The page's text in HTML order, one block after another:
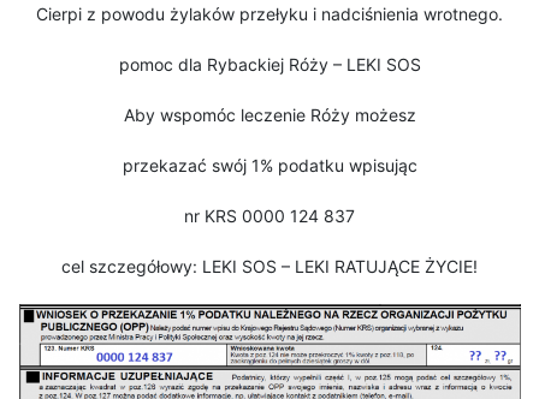
Cierpi z powodu żylaków przełyku i nadciśnienia wrotnego.
pomoc dla Rybackiej Róży – LEKI SOS
Aby wspomóc leczenie Róży możesz
przekazać swój 1% podatku wpisując
nr KRS 0000 124 837
cel szczegółowy: LEKI SOS – LEKI RATUJĄCE ŻYCIE!